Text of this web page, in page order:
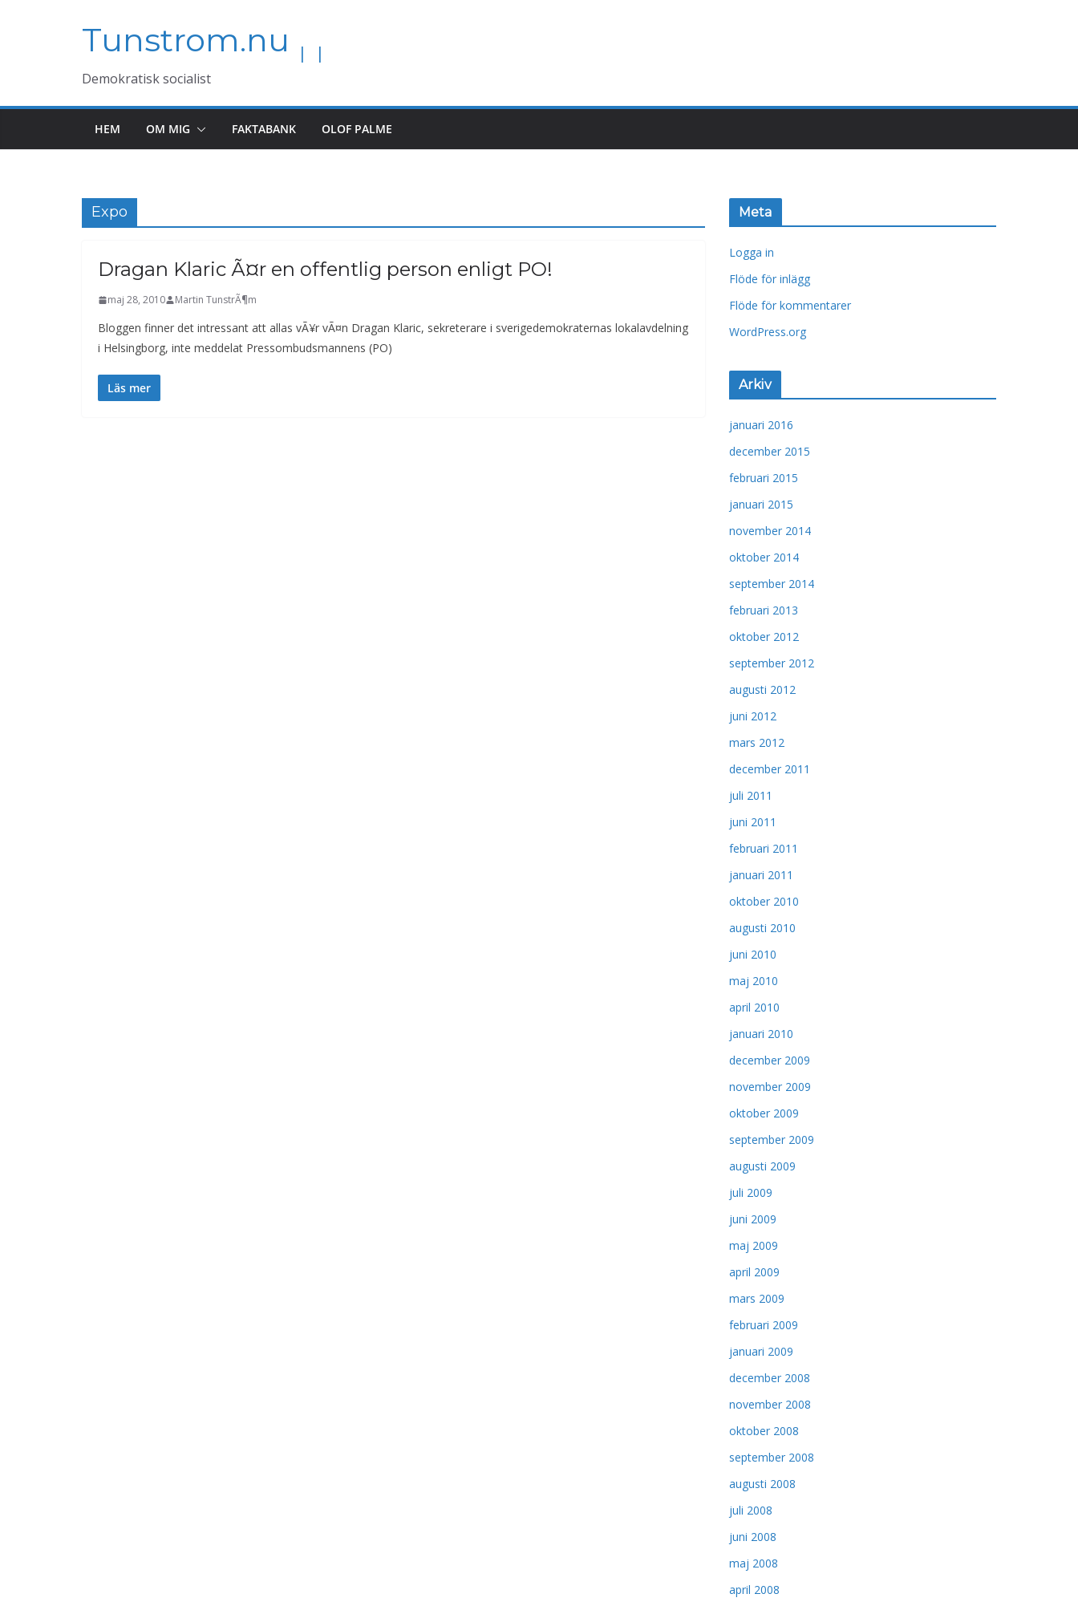
Tunstrom.nu
Demokratisk socialist
HEM OM MIG FAKTABANK OLOF PALME
Expo
Dragan Klaric Ã¤r en offentlig person enligt PO!
maj 28, 2010 Martin TunstrÃ¶m
Bloggen finner det intressant att allas vÃ¥r vÃ¤n Dragan Klaric, sekreterare i sverigedemokraternas lokalavdelning
i Helsingborg, inte meddelat Pressombudsmannens (PO)
Läs mer
Meta
Logga in
Flöde för inlägg
Flöde för kommentarer
WordPress.org
Arkiv
januari 2016
december 2015
februari 2015
januari 2015
november 2014
oktober 2014
september 2014
februari 2013
oktober 2012
september 2012
augusti 2012
juni 2012
mars 2012
december 2011
juli 2011
juni 2011
februari 2011
januari 2011
oktober 2010
augusti 2010
juni 2010
maj 2010
april 2010
januari 2010
december 2009
november 2009
oktober 2009
september 2009
augusti 2009
juli 2009
juni 2009
maj 2009
april 2009
mars 2009
februari 2009
januari 2009
december 2008
november 2008
oktober 2008
september 2008
augusti 2008
juli 2008
juni 2008
maj 2008
april 2008